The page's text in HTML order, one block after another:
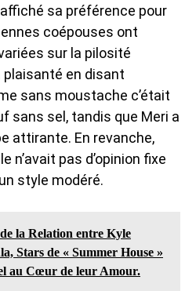
sa préférence pour
coépouses ont
sur la pilosité
en disant
sans moustache c’était
sans sel, tandis que Meri a
attirante. En revanche,
n’avait pas d’opinion fixe
style modéré.
la Relation entre Kyle
Stars de « Summer House »
au Cœur de leur Amour.